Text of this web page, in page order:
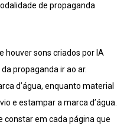
de propaganda
houver sons criados por IA
propaganda ir ao ar.
d’água, enquanto material
e estampar a marca d’água.
constar em cada página que